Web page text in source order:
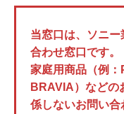
当窓口は、ソニ
合わせ窓口です。
家庭用商品（例
BRAVIA）などの
係しないお問い合